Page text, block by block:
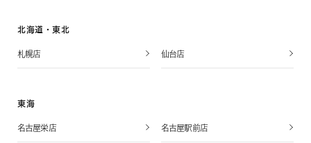
北海道・東北
札幌店 仙台店
東海
名古屋栄店 名古屋駅前店